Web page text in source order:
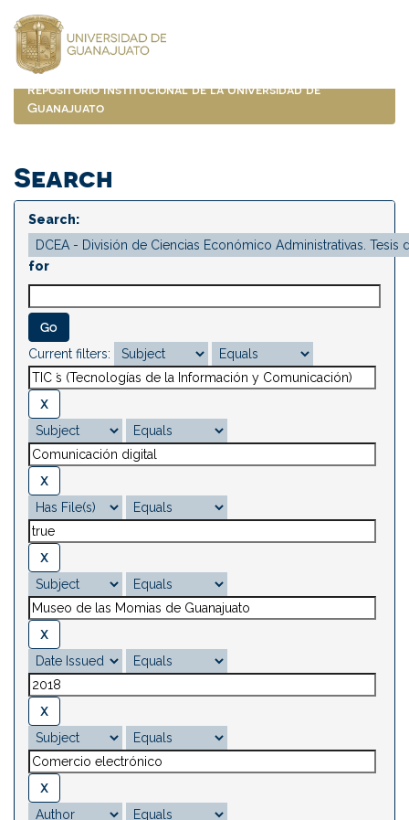
navigation
Repositorio Institucional de la Universidad de
Guanajuato
Search
Search:
for
Current filters: